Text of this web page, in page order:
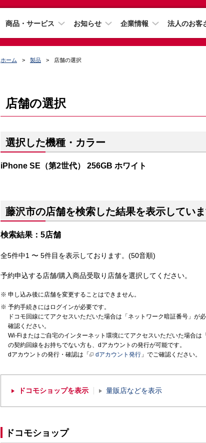
商品・サービス お知らせ 企業情報 法人のお客
ホーム 製品 店舗の選択
店舗の選択
選択した機種・カラー
iPhone SE（第2世代） 256GB ホワイト
藤沢市の店舗を検索した結果を表示してい
検索結果：5店舗
全5件中1 〜 5件目を表示しております。(50音順)
予約申込する店舗/購入商品受取り店舗を選択してください。
申し込み後に店舗を変更することはできません。
予約手続きにはログインが必要です。
ドコモ回線にてアクセスいただいた場合は「ネットワーク暗証番号」が
確認ください。
Wi-Fiまたはご自宅のインターネット環境にてアクセスいただいた場合
の契約回線をお持ちでない方も、dアカウントの発行が可能です。
dアカウントの発行・確認は「
dアカウント発行 」でご確認ください。
ドコモショップを表示 量販店などを表示
ドコモショップ